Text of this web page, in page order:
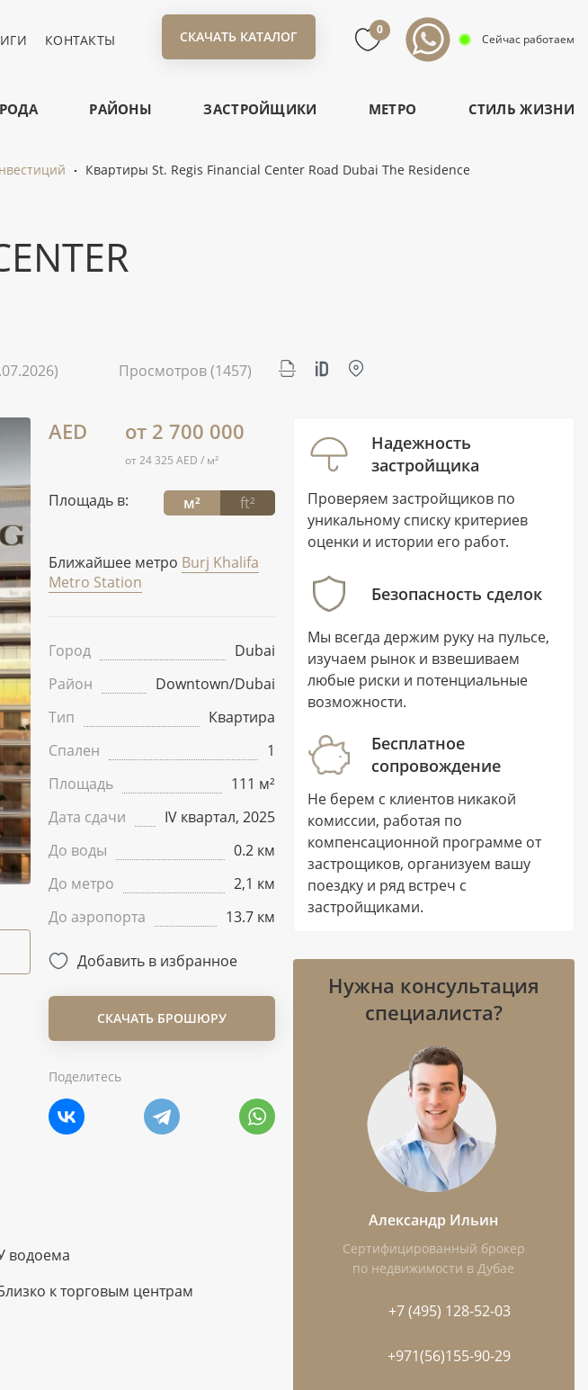
КОНТАКТЫ СКАЧАТЬ КАТАЛОГ 0
Сейчас работаем
РАЙОНЫ ЗАСТРОЙЩИКИ МЕТРО СТИЛЬ ЖИЗНИ
Квартиры St. Regis Financial Center Road Dubai The Residence
Просмотров(1457)
AED от 2 700 000
от 24 325 AED / м²
Площадь в: м² ft²
Ближайшее метро Burj Khalifa
Metro Station
Город
Dubai
Район
Downtown/Dubai
Тип
Квартира
Спален
1
Площадь
111 м²
Дата сдачи
IV квартал, 2025
До воды
0.2 км
До метро
2,1 км
До аэропорта
13.7 км
Добавить в избранное
СКАЧАТЬ БРОШЮРУ
Поделитесь
водоема
к торговым центрам
Надежность
застройщика
Проверяем застройщиков по
уникальному списку критериев
оценки и истории его работ.
Безопасность сделок
Мы всегда держим руку на пульсе,
изучаем рынок и взвешиваем
любые риски и потенциальные
возможности.
Бесплатное
сопровождение
Не берем с клиентов никакой
комиссии, работая по
компенсационной программе от
застрощиков, организуем вашу
поездку и ряд встреч с
застройщиками.
Нужна консультация
специалиста?
Александр Ильин
Сертифицированный брокер
по недвижимости в Дубае
+7 (495) 128-52-03
+971(56)155-90-29